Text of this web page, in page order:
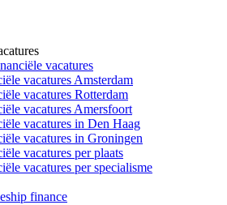
vacatures
vacatures Amsterdam
vacatures Rotterdam
vacatures Amersfoort
vacatures in Den Haag
vacatures in Groningen
vacatures per plaats
vacatures per specialisme
finance